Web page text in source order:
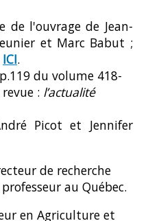
de l'ouvrage de Jean-
et Marc Babut ;
ICI.
du volume 418-
: l’actualité
Picot et Jennifer
de recherche
au Québec.
en Agriculture et